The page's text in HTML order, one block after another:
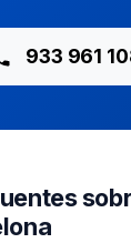
933 961